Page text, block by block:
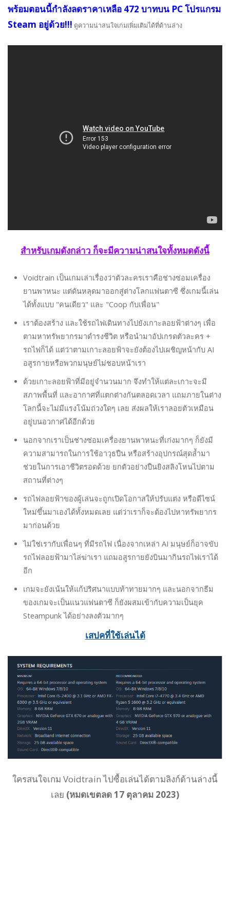
พร้อมตอนนี้กำลังลดราคาเหลือ 472 บาทบน PC โปรแกรม
Steam อยู่ด้วย!!! ดูความน่าสนใจเกมเพิ่มเติมได้ที่ด้านล่าง
สำหรับเกมดังกล่าว ก็จะมีความน่าสนใจทั้งหมดดังนี้
Voidtrain เป็นเกมเล่าเรื่องว่าตัวละครเราคือช่างซ่อมเครื่อง
ยานพาหนะ แต่ดันหลุดมาออกสู่ต่างโลกแฟนตาซี ซึ่งเกมนี้เล่น
ได้ทั้งแบบ "คนเดียว" และ "Coop กับเพื่อน"
เราต้องสร้าง และใช้รถไฟเดินทางไปยังเกาะลอยฟ้าต่างๆ เพื่อ
ตามหาทรัพยากรมาดำรงชีวิต หรือนำมาอัปเกรดตัวละคร +
รถไฟก็ได้ แต่ว่าตามเกาะลอยฟ้าจะยังต้องไปเผชิญหน้ากับ AI
อสูรกายหรือพวกมนุษย์ไม่ชอบหน้าเรา
ด้วยเกาะลอยฟ้าที่มีอยู่จำนวนมาก จึงทำให้แต่ละเกาะจะมี
สภาพพื้นที่ และอากาศที่แตกต่างกันตลอดเวลา แถมภายในต่าง
โลกนี้จะไม่มีแรงโน้มถ่วงใดๆ เลย ส่งผลให้เราลอยตัวเหมือน
อยู่บนอวกาศได้อีกด้วย
นอกจากเราเป็นช่างซ่อมเครื่องยานพาหนะที่เก่งมากๆ ก็ยังมี
ความสามารถในการใช้อาวุธปืน หรือสร้างอุปกรณ์สุดล้ำมา
ช่วยในการเอาชีวิตรอดด้วย ยกตัวอย่างปืนยิงสลิงโหนไปตาม
สถานที่ต่างๆ
รถไฟลอยฟ้าของผู้เล่นจะถูกเปิดโอกาสให้ปรับแต่ง หรือดีไซน์
ใหม่ขึ้นมาเองได้ทั้งหมดเลย แต่ว่าเราก็จะต้องไปหาทรัพยากร
มาก่อนด้วย
ไม่ใช่เรากับเพื่อนๆ ที่มีรถไฟ เนื่องจากเหล่า AI มนุษย์ก็อาจขับ
รถไฟลอยฟ้ามาไล่ฆ่าเรา แถมอสูรกายยังบินมากินรถไฟเราได้
อีก
เกมจะยังเน้นให้แก้ปริศนาแบบท้าทายมากๆ และนอกจากธีม
ของเกมจะเป็นแนวแฟนตาซี ก็ยังผสมเข้ากับความเป็นยุค
Steampunk ได้อย่างลงตัวมากๆ
เสปคที่ใช้เล่นได้
ใครสนใจเกม Voidtrain ไปซื้อเล่นได้ตามลิงก์ด้านล่างนี้
เลย (หมดเขตลด 17 ตุลาคม 2023)